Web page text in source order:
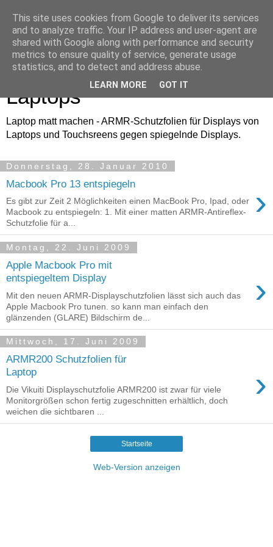
ARMR.de - Schutzfolie für
Laptops
Laptop matt machen - ARMR-Schutzfolien für Displays von
Laptops und Touchsreens gegen spiegelnde Displays.
Donnerstag, 28. Januar 2010
Macbook Pro 13 entspiegeln ›
Es gibt zur Zeit 2 Möglichkeiten einen MacBook Pro, Ipad, oder
Macbook zu entspiegeln: 1. Mit einer matten ARMR-Antireflex-
Schutzfolie für a...
Montag, 22. Juni 2009
Apple Macbook Pro mit
entspiegeltem Display
›
Mit den neuen ARMR-Displayschutzfolien lässt sich auch das
Apple Macbook Pro tunen. so kann man einfach den
glänzenden (GLARE) Bildschirm de...
Mittwoch, 17. Juni 2009
ARMR200 Schutzfolien für
Laptop
›
Die Vikuiti Displayschutzfolie ARMR200 ist zwar für viele
Monitorgrößen schon fertig zugeschnitten erhältlich, doch
weichen die sichtbaren ...
Startseite
Web-Version anzeigen
This site uses cookies from Google to deliver its services
and to analyze traffic. Your IP address and user-agent are
shared with Google along with performance and security
metrics to ensure quality of service, generate usage
statistics, and to detect and address abuse.
LEARN MORE GOT IT